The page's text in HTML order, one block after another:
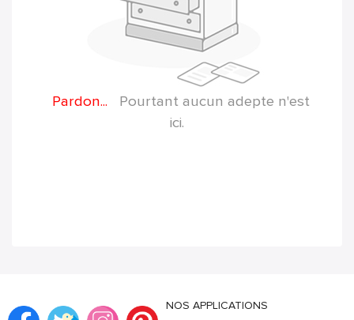
Pardon...
Pourtant aucun adepte n'est
ici.
NOS APPLICATIONS